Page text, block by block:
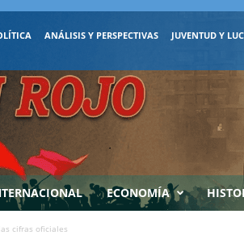
ANÁLISIS Y PERSPECTIVAS JUVENTUD Y
ECONOMÍA
cifras oficiales